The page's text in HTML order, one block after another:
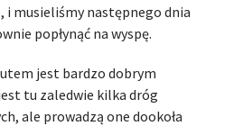
i musieliśmy następnego dnia
popłynąć na wyspę.
jest bardzo dobrym
tu zaledwie kilka dróg
ale prowadzą one dookoła